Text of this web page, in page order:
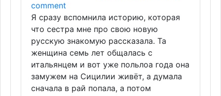
comment
Я сразу вспомнила историю, которая
что сестра мне про свою новую
русскую знакомую рассказала. Та
женщина семь лет общалась с
итальянцем и вот уже польлоа года она
замужем на Сицилии живёт, а думала
сначала в рай попала, а потом